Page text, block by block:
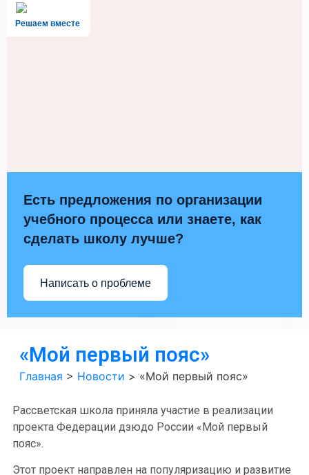
Решаем вместе
Есть предложения по организации
учебного процесса или знаете, как
сделать школу лучше?
Написать о проблеме
«Мой первый пояс»
Главная > Новости > «Мой первый пояс»
Рассветская школа приняла участие в реализации
проекта Федерации дзюдо России «Мой первый
пояс».
Этот проект направлен на популяризацию и развитие